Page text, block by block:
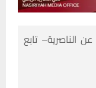
الناصرية– تابع